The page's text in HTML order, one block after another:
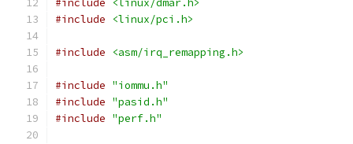
#include
<linux/dmar.h>
#include
<linux/pci.h>
#include <asm/irq_remapping.h>
#include "iommu.h"
#include "pasid.h"
#include "perf.h"